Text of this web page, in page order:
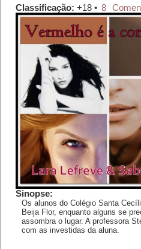
Classificação: +18 • 8
Sinopse:
Os alunos do Colégio Santa
Beija Flor, enquanto alguns se
assombra o lugar. A professora
com as investidas da aluna.